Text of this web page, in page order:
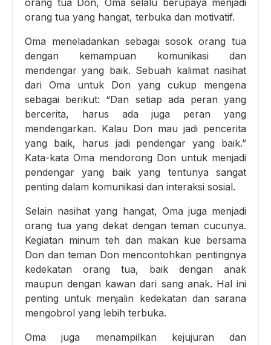
orang tua Don, Oma selalu berupaya menjadi
orang tua yang hangat, terbuka dan motivatif.
Oma meneladankan sebagai sosok orang tua
dengan kemampuan komunikasi dan
mendengar yang baik. Sebuah kalimat nasihat
dari Oma untuk Don yang cukup mengena
sebagai berikut: “Dan setiap ada peran yang
bercerita, harus ada juga peran yang
mendengarkan. Kalau Don mau jadi pencerita
yang baik, harus jadi pendengar yang baik.”
Kata-kata Oma mendorong Don untuk menjadi
pendengar yang baik yang tentunya sangat
penting dalam komunikasi dan interaksi sosial.
Selain nasihat yang hangat, Oma juga menjadi
orang tua yang dekat dengan teman cucunya.
Kegiatan minum teh dan makan kue bersama
Don dan teman Don mencontohkan pentingnya
kedekatan orang tua, baik dengan anak
maupun dengan kawan dari sang anak. Hal ini
penting untuk menjalin kedekatan dan sarana
mengobrol yang lebih terbuka.
Oma juga menampilkan kejujuran dan